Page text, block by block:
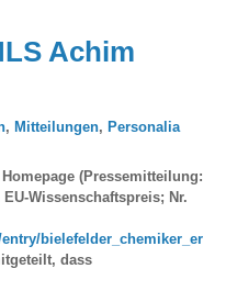
Achim
, Mitteilungen, Personalia
(Pressemitteilung:
Wissenschaftspreis; Nr.
bielefelder_chemiker_er
dass